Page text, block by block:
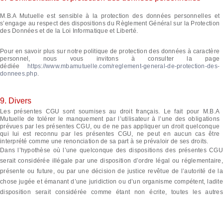
M.B.A Mutuelle est sensible à la protection des données personnelles et
s’engage au respect des dispositions du Règlement Général sur la Protection
des Données et de la Loi Informatique et Liberté.
Pour en savoir plus sur notre politique de protection des données à caractère
personnel, nous vous invitons à consulter la page
dédiée
https://www.mbamutuelle.com/reglement-general-de-protection-des-
donnees.php.
9. Divers
Les présentes CGU sont soumises au droit français. Le fait pour M.B.A
Mutuelle de tolérer le manquement par l’utilisateur à l’une des obligations
prévues par les présentes CGU, ou de ne pas appliquer un droit quelconque
qui lui est reconnu par les présentes CGU, ne peut en aucun cas être
interprété comme une renonciation de sa part à se prévaloir de ses droits.
Dans l’hypothèse où l’une quelconque des dispositions des présentes CGU
serait considérée illégale par une disposition d’ordre légal ou réglementaire,
présente ou future, ou par une décision de justice revêtue de l’autorité de la
chose jugée et émanant d’une juridiction ou d’un organisme compétent, ladite
disposition serait considérée comme étant non écrite, toutes les autres